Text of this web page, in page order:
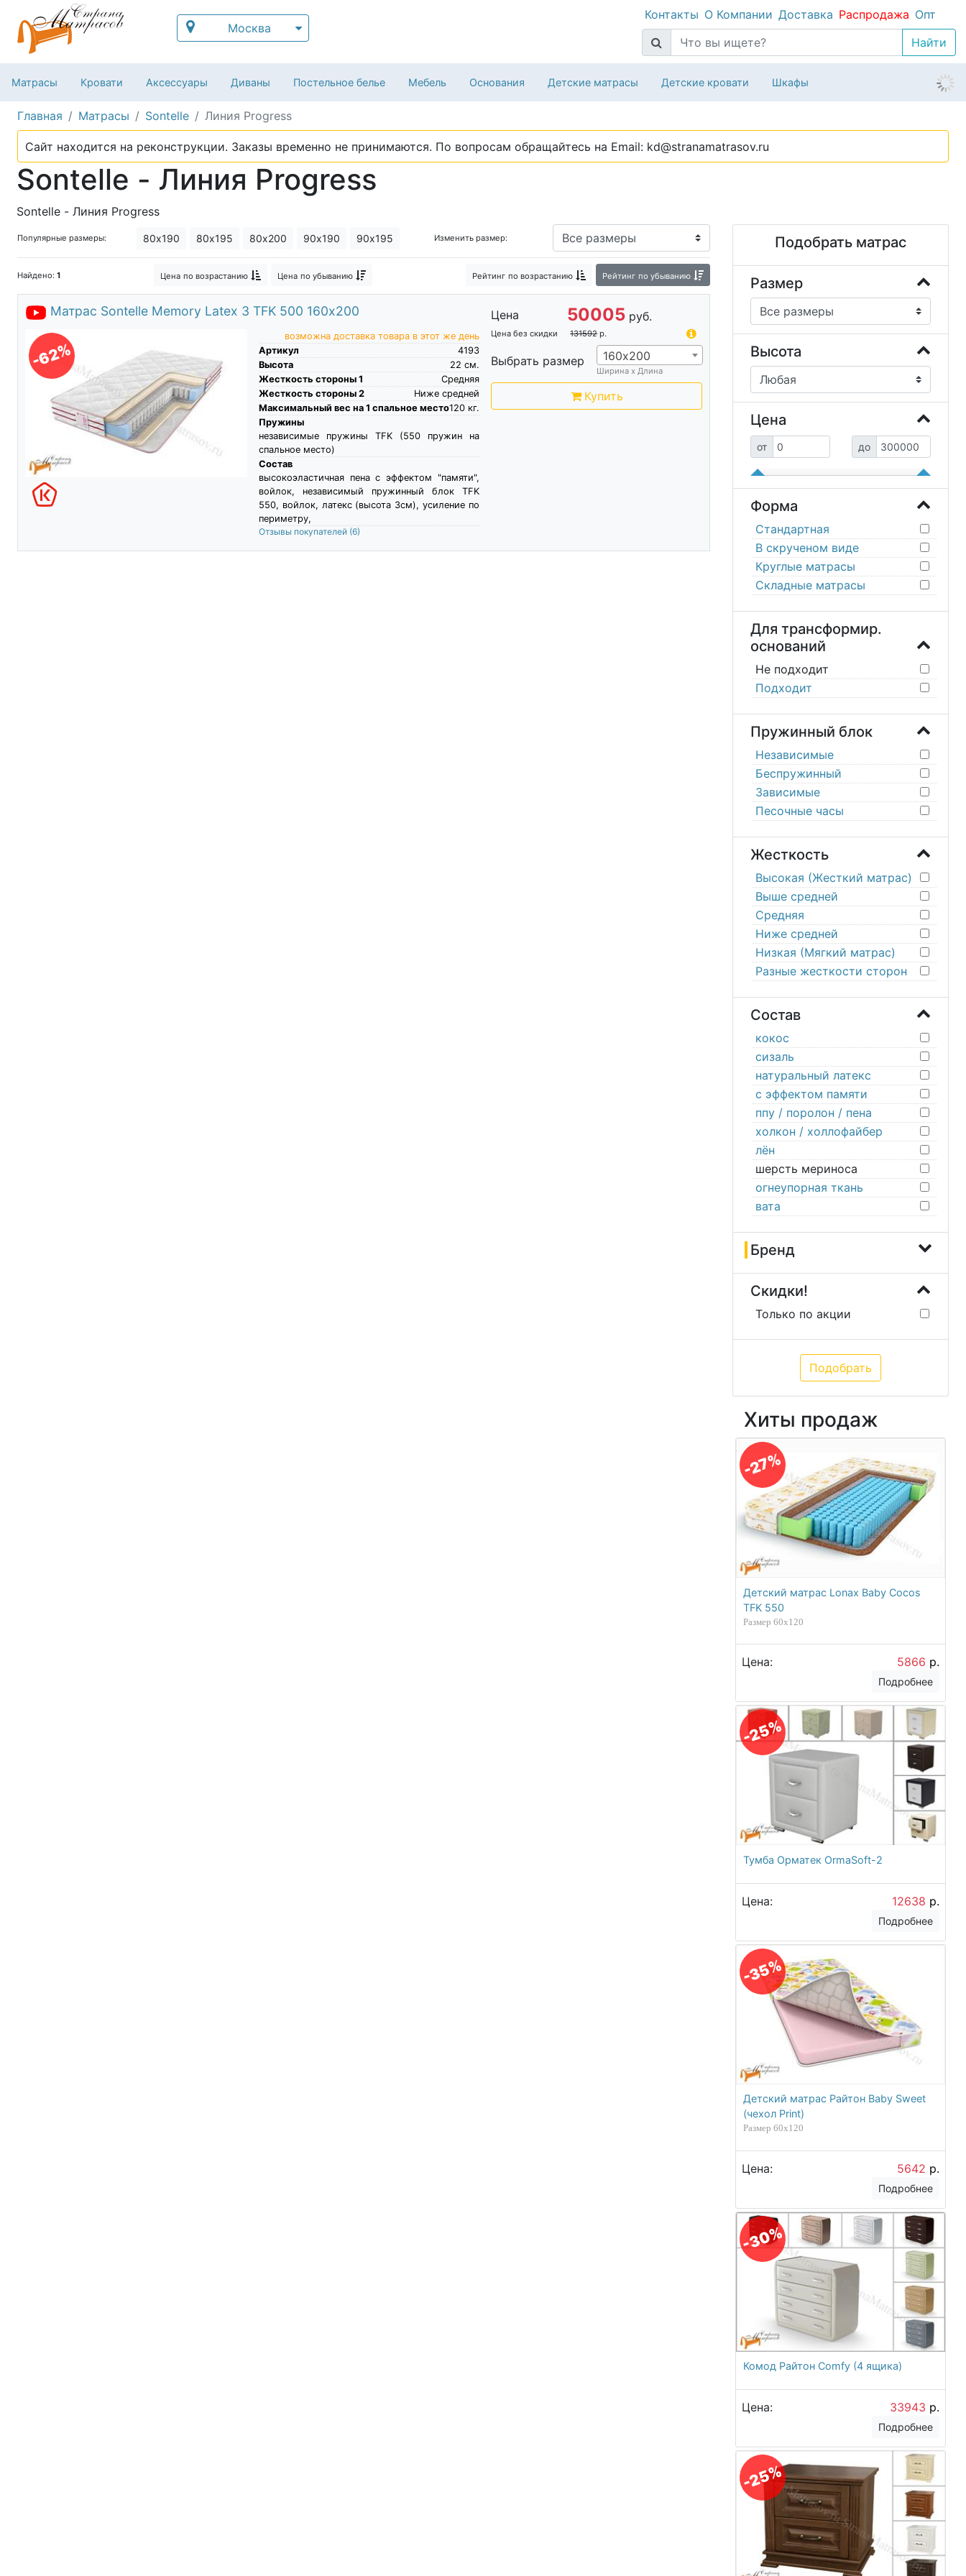
Москва
Контакты О Компании Доставка Распродажа Опт
Матрасы Кровати Аксессуары Диваны Постельное белье Мебель Основания Детские матрасы Детские кровати Шкафы
Главная Матрасы Sontelle Линия Progress
Сайт находится на реконструкции. Заказы временно не принимаются. По вопросам обращайтесь на Email: kd@stranamatrasov.ru
Sontelle - Линия Progress
Sontelle - Линия Progress
Популярные размеры: 80х190 80х195 80х200 90х190 90х195 Изменить размер:
Найдено: 1 Цена по возрастанию Цена по убыванию Рейтинг по возрастанию Рейтинг по убыванию
Матрас Sontelle Memory Latex 3 TFK 500 160х200
-62%
возможна доставка товара в этот же день
Артикул
4193
Высота
см.
22
Жесткость стороны 1
Средняя
Жесткость стороны 2
Ниже средней
Максимальный вес на 1 спальное место
кг.
120
Пружины
независимые пружины TFK (550 пружин на
спальное место)
Состав
высокоэластичная пена c эффектом "памяти",
войлок, независимый пружинный блок TFK
550, войлок, латекс (высота 3см), усиление по
периметру,
Отзывы покупателей (6)
Цена 50005 руб.
Цена без скидки 131592 р.
Выбрать размер 160х200
Ширина х Длина
Купить
Подобрать матрас
Размер
Высота
Цена
от до
Форма
Стандартная
В скрученом виде
Круглые матрасы
Складные матрасы
Для трансформир.
оснований
Не подходит
Подходит
Пружинный блок
Независимые
Беспружинный
Зависимые
Песочные часы
Жесткость
Высокая (Жесткий матрас)
Выше средней
Средняя
Ниже средней
Низкая (Мягкий матрас)
Разные жесткости сторон
Состав
кокос
сизаль
натуральный латекс
с эффектом памяти
ппу / поролон / пена
холкон / холлофайбер
лён
шерсть мериноса
огнеупорная ткань
вата
Бренд
Скидки!
Только по акции
Хиты продаж
-27%
Детский матрас Lonax Baby Cocos
TFK 550
Размер 60х120
Цена: 5866 р.
Подробнее
-25%
Тумба Орматек OrmaSoft-2
Цена: 12638 р.
Подробнее
-35%
Детский матрас Райтон Baby Sweet
(чехол Print)
Размер 60х120
Цена: 5642 р.
Подробнее
-30%
Комод Райтон Comfy (4 ящика)
Цена: 33943 р.
Подробнее
-25%